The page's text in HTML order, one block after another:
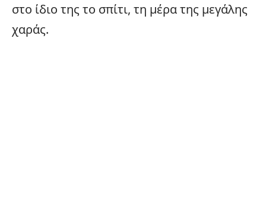
στο ίδιο της το σπίτι, τη μέρα της μεγάλης
χαράς.